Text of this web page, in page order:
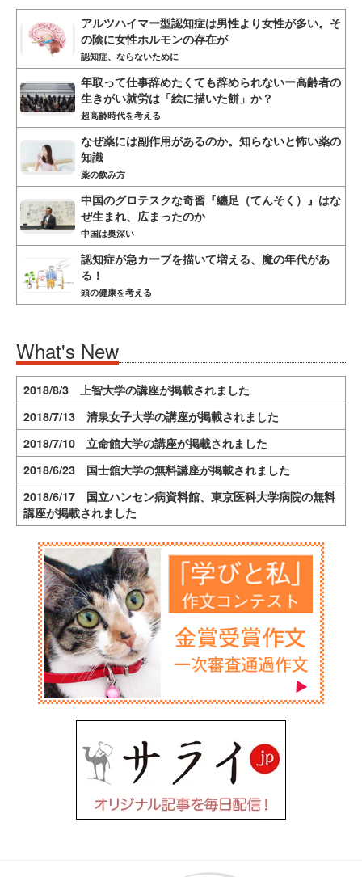
アルツハイマー型認知症は男性より女性が多い。そ
の陰に女性ホルモンの存在が
認知症、ならないために
年取って仕事辞めたくても辞められないー高齢者の
生きがい就労は「絵に描いた餅」か？
超高齢時代を考える
なぜ薬には副作用があるのか。知らないと怖い薬の
知識
薬の飲み方
中国のグロテスクな奇習『纏足（てんそく）』はな
ぜ生まれ、広まったのか
中国は奥深い
認知症が急カーブを描いて増える、魔の年代があ
る！
頭の健康を考える
What's New
2018/8/3 上智大学の講座が掲載されました
2018/7/13 清泉女子大学の講座が掲載されました
2018/7/10 立命館大学の講座が掲載されました
2018/6/23 国士舘大学の無料講座が掲載されました
2018/6/17 国立ハンセン病資料館、東京医科大学病院の無料
講座が掲載されました